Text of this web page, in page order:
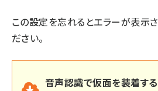
この設定を忘れるとエラーが表示さ
ださい。
音声認識で仮面を装着す